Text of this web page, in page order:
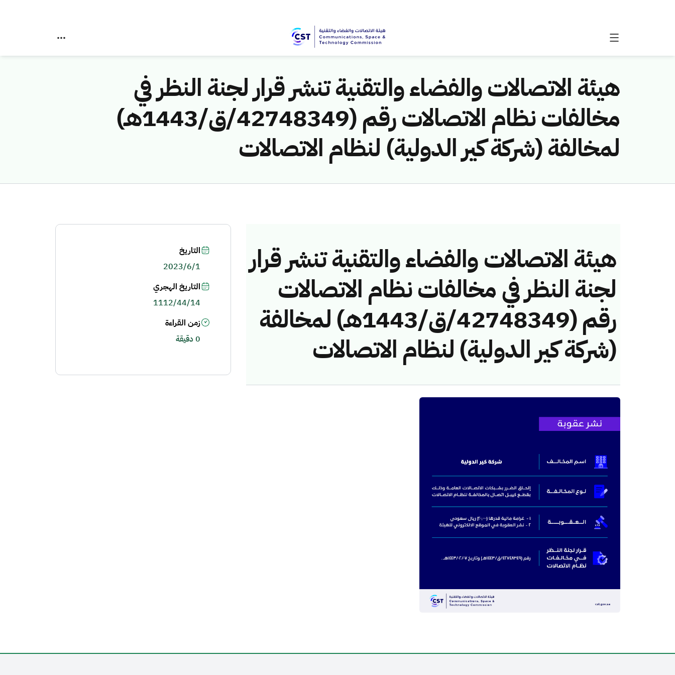
هيئة الاتصالات والفضاء والتقنية تنشر قرار لجنة النظر في
مخالفات نظام الاتصالات رقم (42748349/ق/1443هـ)
لمخالفة (شركة كير الدولية) لنظام الاتصالات
هيئة الاتصالات والفضاء والتقنية تنشر قرار
لجنة النظر في مخالفات نظام الاتصالات
رقم (42748349/ق/1443هـ) لمخالفة
(شركة كير الدولية) لنظام الاتصالات
التاريخ
2023/6/1
التاريخ الهجري
1112/44/14
زمن القراءة
0 دقيقة